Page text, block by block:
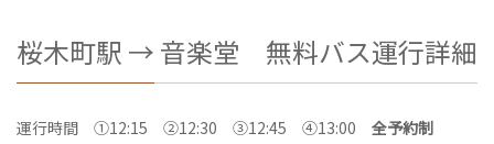
桜木町駅 → 音楽堂 無料バス運行詳細
運行時間 ①12:15 ②12:30 ③12:45 ④13:00 全予約制